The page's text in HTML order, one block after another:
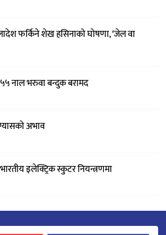
फर्किने शेख हसिनाको घोषणा, ‘जेल वा
नाल भरुवा बन्दुक बरामद
अभाव
इलेक्ट्रिक स्कुटर नियन्त्रणमा